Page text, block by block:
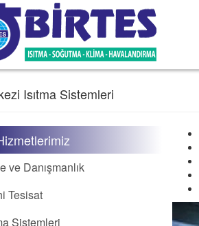
Isıtma Sistemleri
ve Danışmanlık
Tesisat
Sistemleri